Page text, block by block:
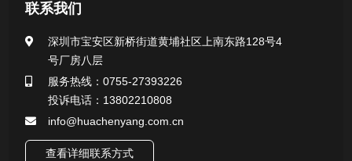
行业新闻
联系我们
深圳市宝安区新桥街道黄埔社区上南东路128号4
号厂房八层
服务热线：0755-27393226
投诉电话：13802210808
info@huachenyang.com.cn
查看详细联系方式